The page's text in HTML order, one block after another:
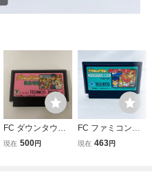
FC ダウンタウン
熱血物語 ソフトの
現在 500円
FC ファミコンソ
フト ダウンタウン
現在 463円